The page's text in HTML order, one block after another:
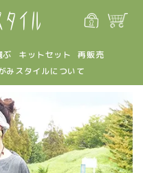
ぶ キットセット
再販売
みスタイルについて